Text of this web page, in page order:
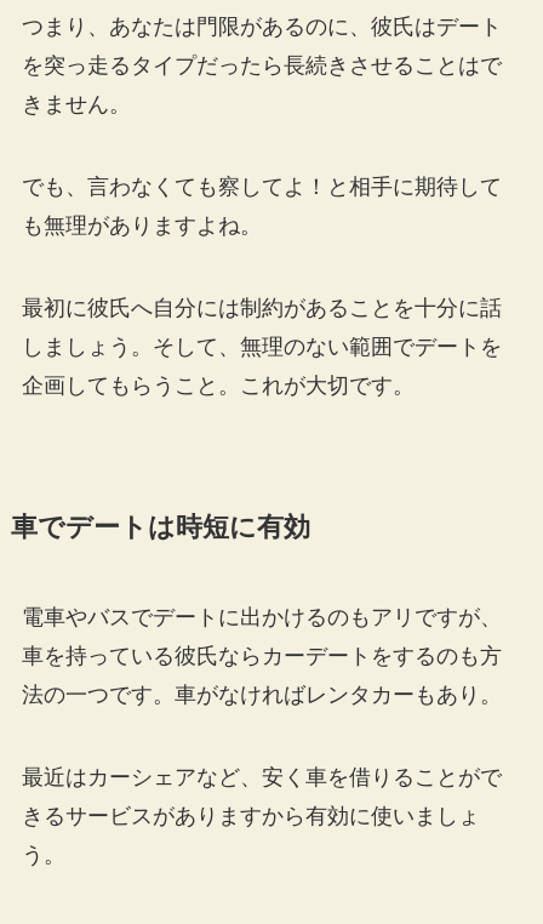
つまり、あなたは門限があるのに、彼氏はデート
を突っ走るタイプだったら長続きさせることはで
きません。
でも、言わなくても察してよ！と相手に期待して
も無理がありますよね。
最初に彼氏へ自分には制約があることを十分に話
しましょう。そして、無理のない範囲でデートを
企画してもらうこと。これが大切です。
車でデートは時短に有効
電車やバスでデートに出かけるのもアリですが、
車を持っている彼氏ならカーデートをするのも方
法の一つです。車がなければレンタカーもあり。
最近はカーシェアなど、安く車を借りることがで
きるサービスがありますから有効に使いましょ
う。